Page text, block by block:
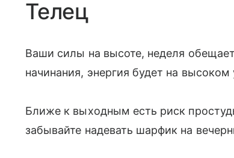
Телец
Ваши силы на высоте, неделя
начинания, энергия будет на высоком
Ближе к выходным есть риск
забывайте надевать шарфик на